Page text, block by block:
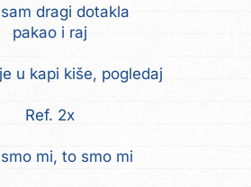
dragi dotakla
pakao i raj
u kapi kiše, pogledaj
Ref. 2x
mi, to smo mi